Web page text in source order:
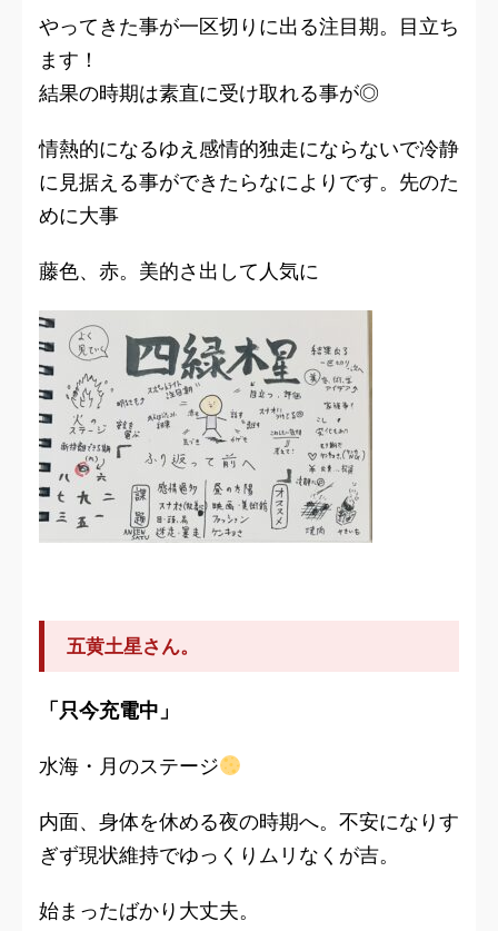
やってきた事が一区切りに出る注目期。目立ち
ます！
結果の時期は素直に受け取れる事が◎
情熱的になるゆえ感情的独走にならないで冷静
に見据える事ができたらなによりです。先のた
めに大事
藤色、赤。美的さ出して人気に
五黄土星さん。
「只今充電中」
水海・月のステージ
内面、身体を休める夜の時期へ。不安になりす
ぎず現状維持でゆっくりムリなくが吉。
始まったばかり大丈夫。